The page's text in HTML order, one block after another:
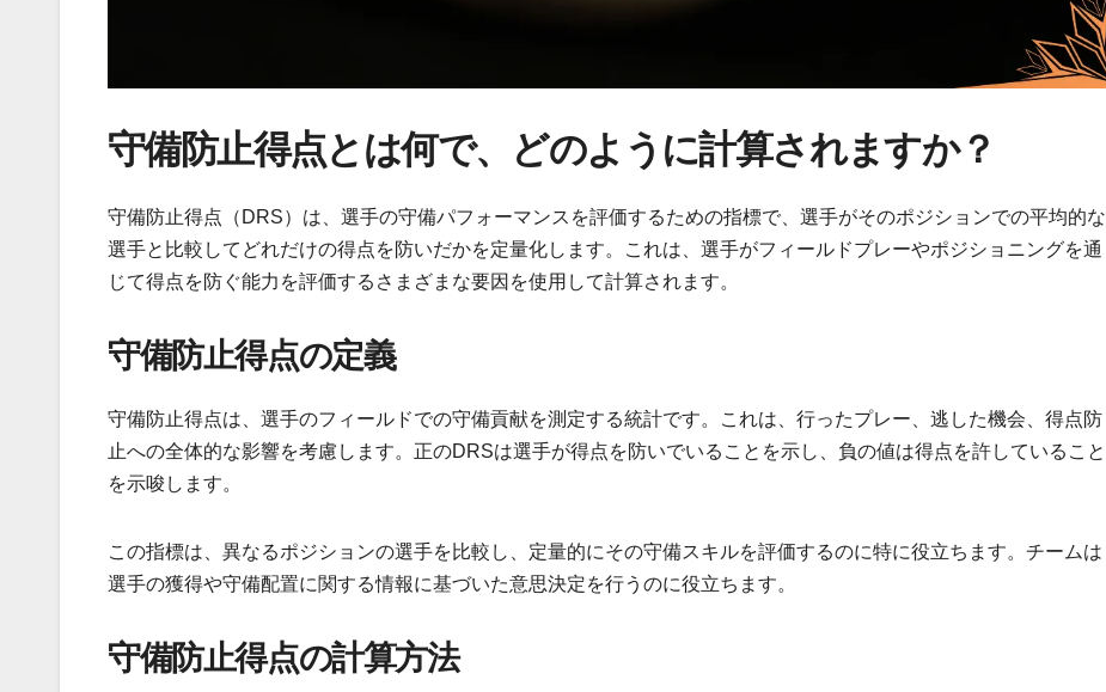
守備防止得点とは何で、どのように計算されますか？
守備防止得点（DRS）は、選手の守備パフォーマンスを評価するための指標で、選手がそのポジションでの平均的な
選手と比較してどれだけの得点を防いだかを定量化します。これは、選手がフィールドプレーやポジショニングを通
じて得点を防ぐ能力を評価するさまざまな要因を使用して計算されます。
守備防止得点の定義
守備防止得点は、選手のフィールドでの守備貢献を測定する統計です。これは、行ったプレー、逃した機会、得点防
止への全体的な影響を考慮します。正のDRSは選手が得点を防いでいることを示し、負の値は得点を許していること
を示唆します。
この指標は、異なるポジションの選手を比較し、定量的にその守備スキルを評価するのに特に役立ちます。チームは
選手の獲得や守備配置に関する情報に基づいた意思決定を行うのに役立ちます。
守備防止得点の計算方法